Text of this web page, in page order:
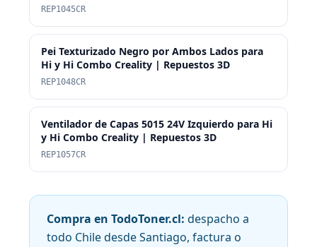
REP1045CR
Pei Texturizado Negro por Ambos Lados para
Hi y Hi Combo Creality | Repuestos 3D
REP1048CR
Ventilador de Capas 5015 24V Izquierdo para Hi
y Hi Combo Creality | Repuestos 3D
REP1057CR
Compra en TodoToner.cl: despacho a
todo Chile desde Santiago, factura o